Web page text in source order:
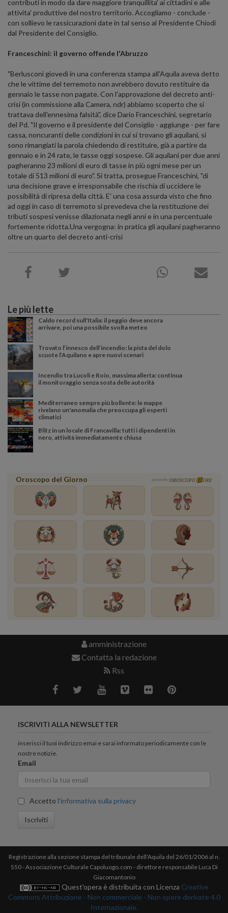
contributi in modo da dare maggiore tranquillita' ai cittadini e alle
attivita' produttive del nostro territorio. Accogliamo - conclude -
con sollievo le rassicurazioni date in tal senso al Presidente Chiodi
dal Presidente del Consiglio.
Franceschini: il governo offende l'Abruzzo
"Berlusconi giovedì in una conferenza stampa all'Aquila aveva detto
che le vittime del terremoto non avrebbero dovuto restituire da
gennaio le tasse non pagate. Con l'approvazione del decreto anti-
crisi (in commissione alla Camera, ndr) abbiamo scoperto che si
trattava dell'ennesima falsità", dice Dario Franceschini, segretario
del Pd. "Il governo e il presidente del Consiglio - aggiunge - per fare
cassa, noncuranti delle condizioni in cui si trovano gli aquilani, si
sono rimangiati la parola chiedendo di restituire, già a partire da
gennaio e in 24 rate, le tasse oggi sospese. Gli aquilani per due anni
pagheranno 23 milioni di euro di tasse in più ogni mese per un
totale di 513 milioni di euro". Si tratta, prosegue Franceschini, "di
una decisione grave e irresponsabile che rischia di uccidere le
possibilità di ripresa della città. E' una cosa assurda visto che fino
ad oggi in caso di terremoto si prevedeva che la restituzione dei
tributi sospesi venisse dilazionata negli anni e in una percentuale
fortemente ridotta.Una vergogna: in pratica gli aquilani pagheranno
oltre un quarto del decreto anti-crisi
Le più lette
Caldo record sull'Italia: il peggio deve ancora
arrivare, poi una possibile svolta meteo
Trovato l’innesco dell’incendio: la pista del dolo
scuote l’Aquilano e apre nuovi scenari
Incendio tra Lucoli e Roio, massima allerta: continua
il monitoraggio senza sosta delle autorità
Mediterraneo sempre più bollente: le mappe
rivelano un'anomalia che preoccupa gli esperti
climatici
Blitz in un locale di Francavilla: tutti i dipendenti in
nero, attività immediatamente chiusa
Oroscopo del Giorno powered by OROSCOPO ORE
amministrazione
Contatta la redazione
Rss
ISCRIVITI ALLA NEWSLETTER
inserisci il tuoi indirizzo emai e sarai informato periodicamente con le
nostre notizie.
Email
Accetto l'informativa sulla privacy
Iscriviti
Registrazione alla sezione stampa del tribunale dell'Aquila del 26/01/2006 al n.
550 - Associazione Culturale Capoluogo.com - direttore responsabile Luca Di
Giacomantonio
Quest'opera è distribuita con Licenza Creative
Commons Attribuzione - Non commerciale - Non opere derivate 4.0
Internazionale.